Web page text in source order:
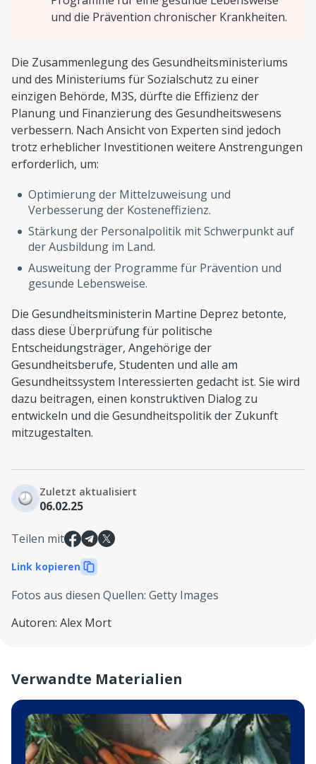
und die Prävention chronischer Krankheiten.
Die Zusammenlegung des Gesundheitsministeriums
und des Ministeriums für Sozialschutz zu einer
einzigen Behörde, M3S, dürfte die Effizienz der
Planung und Finanzierung des Gesundheitswesens
verbessern. Nach Ansicht von Experten sind jedoch
trotz erheblicher Investitionen weitere Anstrengungen
erforderlich, um:
Optimierung der Mittelzuweisung und
Verbesserung der Kosteneffizienz.
Stärkung der Personalpolitik mit Schwerpunkt auf
der Ausbildung im Land.
Ausweitung der Programme für Prävention und
gesunde Lebensweise.
Die Gesundheitsministerin Martine Deprez betonte,
dass diese Überprüfung für politische
Entscheidungsträger, Angehörige der
Gesundheitsberufe, Studenten und alle am
Gesundheitssystem Interessierten gedacht ist. Sie wird
dazu beitragen, einen konstruktiven Dialog zu
entwickeln und die Gesundheitspolitik der Zukunft
mitzugestalten.
Zuletzt aktualisiert
06.02.25
Teilen mit
Link kopieren
Fotos aus diesen Quellen: Getty Images
Autoren: Alex Mort
Verwandte Materialien